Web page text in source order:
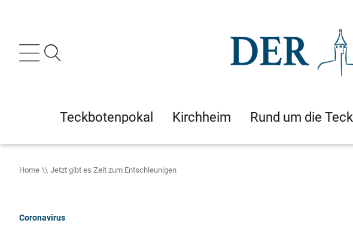
Teckbotenpokal Kirchheim Rund um die Teck
Home Jetzt gibt es Zeit zum Entschleunigen
Coronavirus